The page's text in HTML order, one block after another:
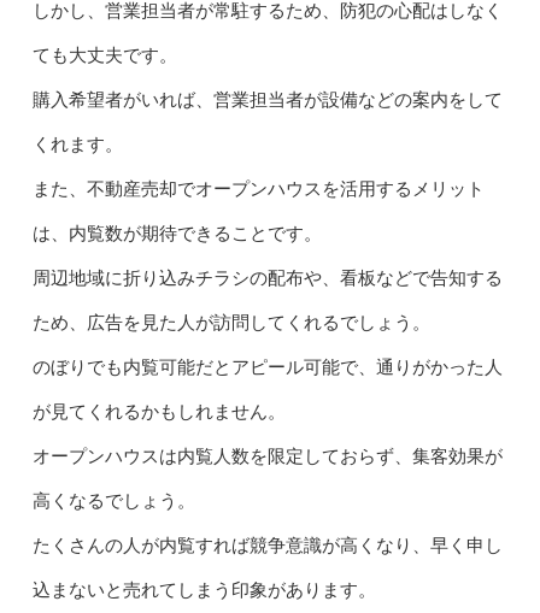
しかし、営業担当者が常駐するため、防犯の心配はしなく
ても大丈夫です。
購入希望者がいれば、営業担当者が設備などの案内をして
くれます。
また、不動産売却でオープンハウスを活用するメリット
は、内覧数が期待できることです。
周辺地域に折り込みチラシの配布や、看板などで告知する
ため、広告を見た人が訪問してくれるでしょう。
のぼりでも内覧可能だとアピール可能で、通りがかった人
が見てくれるかもしれません。
オープンハウスは内覧人数を限定しておらず、集客効果が
高くなるでしょう。
たくさんの人が内覧すれば競争意識が高くなり、早く申し
込まないと売れてしまう印象があります。